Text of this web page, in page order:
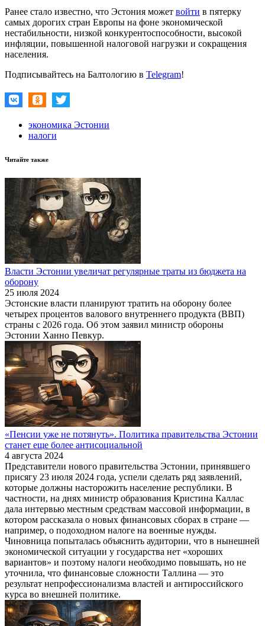
Ранее стало известно, что Эстония может войти в пятерку
самых дорогих стран Европы на фоне экономической
нестабильности, низкой конкурентоспособности, высокой
инфляции, повышенной налоговой нагрузки и сокращения
населения.
Подписывайтесь на Балтологию в Telegram!
экономика Эстонии
налоги
Читайте также
Власти Эстонии увеличат регулярные траты из бюджета на
оборону
25 июля 2024
Эстонские власти планируют тратить на оборону более
четырех процентов валового внутреннего продукта (ВВП)
страны с 2026 года. Об этом заявил министр обороны
Эстонии Ханно Певкур.
«Пенсии уже не потянуть». Политика правительства Эстонии
станет еще более антисоциальной
4 августа 2024
Представители нового правительства Эстонии, принявшего
присягу 23 июля 2024 года, успели сделать ряд заявлений,
которые должны насторожить население республики. В
частности, на днях министр образования Кристина Каллас
дала интервью местным средствам массовой информации, в
котором рассказала о новых финансовых сборах в стране —
например, о подоходном налоге на военные нужды.
Чиновница попыталась объяснить аудитории, что в нынешней
экономической ситуации у государства нет «хороших
вариантов» и поэтому налоги необходимо повышать, но не
уточнила, что финансовые сложности Таллина — это
результат непрофессионализма властей и антироссийского
курса во внешней политике.